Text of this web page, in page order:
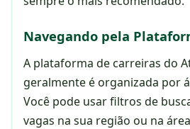
Navegando pela
A plataforma de carreiras do
geralmente é organizada por
Você pode usar filtros de
vagas na sua região ou na